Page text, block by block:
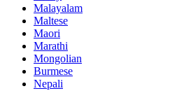
Malayalam
Maltese
Maori
Marathi
Mongolian
Burmese
Nepali